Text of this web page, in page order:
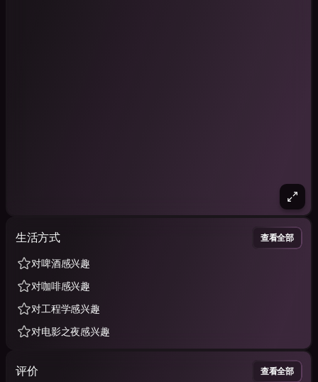
生活方式 查看全部
对啤酒感兴趣
对咖啡感兴趣
对工程学感兴趣
对电影之夜感兴趣
评价 查看全部